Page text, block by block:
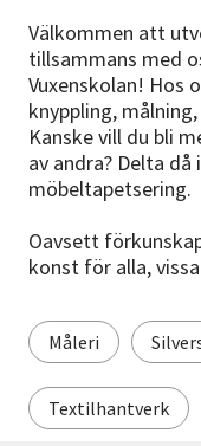
Avdelningar
Lyssna
Välkommen att
tillsammans med
Vuxenskolan! Hos
knyppling,
Kanske vill du bli
av andra? Delta
möbeltapetsering.
Oavsett
konst för alla,
Måleri
Textilhantverk